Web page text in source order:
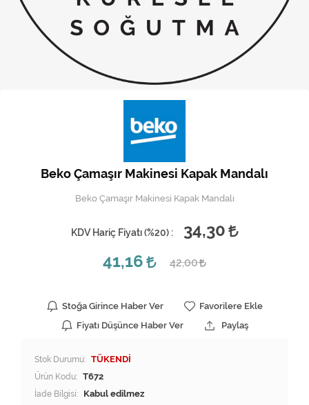
Klima
Kombi
Musluk
Beko Çamaşır Makinesi Kapak Mandalı
Beko Çamaşır Makinesi Kapak Mandalı
KDV Hariç Fiyatı (%20) :
34,30
41,16
42,00
Stoğa Girince Haber Ver
Favorilere Ekle
Fiyatı Düşünce Haber Ver
Paylaş
Stok Durumu: TÜKENDİ
Ürün Kodu: T672
İade Bilgisi: